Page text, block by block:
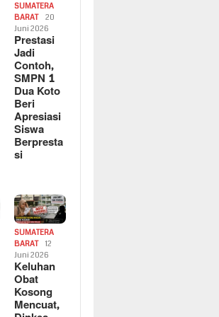
SUMATERA
BARAT
20
Juni 2026
Prestasi
Jadi
Contoh,
SMPN 1
Dua Koto
Beri
Apresiasi
Siswa
Berpresta
si
SUMATERA
BARAT
12
Juni 2026
Keluhan
Obat
Kosong
Mencuat,